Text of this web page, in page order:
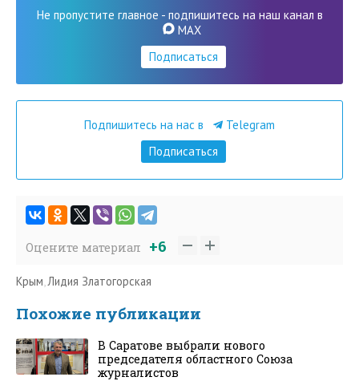
Не пропустите главное - подпишитесь на наш канал в
MAX
Подписаться
Подпишитесь на нас в
Telegram
Подписаться
Оцените материал +6
Крым,Лидия Златогорская
Похожие публикации
В Саратове выбрали нового
председателя областного Союза
журналистов